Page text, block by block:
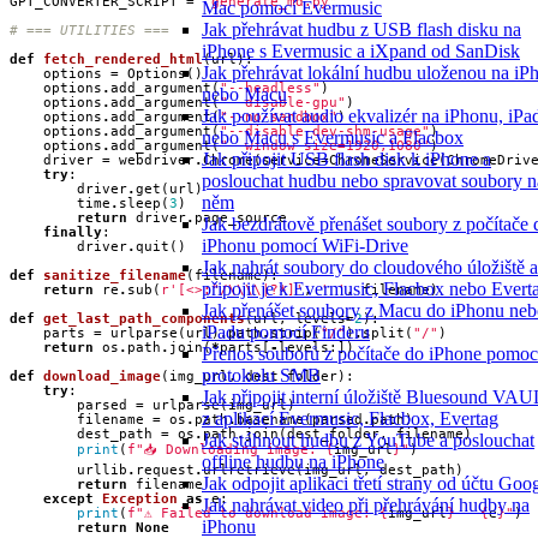
Mac pomocí Evermusic
Jak přehrávat hudbu z USB flash disku na
iPhone s Evermusic a iXpand od SanDisk
Jak přehrávat lokální hudbu uloženou na
nebo Macu
Jak používat audio ekvalizér na iPhonu,
nebo Macu s Evermusic a Flacbox
Jak připojit USB flash disk k iPhone a
poslouchat hudbu nebo spravovat soubory
něm
Jak bezdrátově přenášet soubory z počítače
iPhonu pomocí WiFi-Drive
Jak nahrát soubory do cloudového úložiště a
připojit je k Evermusic, Flacbox nebo
Jak přenášet soubory z Macu do iPhonu
iPadu pomocí Finderu
Přenos souborů z počítače do iPhone
protokolu SMB
Jak připojit interní úložiště Bluesound
z aplikací Evermusic, Flacbox, Evertag
Jak stáhnout hudbu z YouTube a poslouchat
offline hudbu na iPhone
Jak odpojit aplikaci třetí strany od účtu
Jak nahrávat video při přehrávání hudby na
iPhonu
# === UTILITIES ===
def
fetch_rendered_html(url):
options
= Options()
options .add_argument ("--headless" )
options .add_argument("--disable-gpu" )
options .add_argument("--no-sandbox")
options .add_argument ("--disable-dev-shm-usage" )
options .add_argument("--window-size=1920,1080")
driver = webdriver.Chrome(service=ChromeService(
try:
driver.get ( url )
time . sleep (3 )
return
driver. page_source
finally:
driver.quit ()
def
sanitize_filename( filename):
return
re . sub ( r'[<>:"/\\\\|?*]', '_', filename)
def
get_last_path_components(url, levels=2):
parts
= urlparse ( url).path.strip ("/").split ( "/" )
return
os . path . join(*parts [ -levels :])
def
download_image( img_url, dest_folder):
try:
parsed
= urlparse(img_url)
filename
= os . path. basename(parsed . path)
dest_path
= os . path . join (dest_folder, filename )
print ( f"📥 Downloading image: {img_url}")
urllib . request .urlretrieve(img_url, dest_path )
return
filename
except
Exception as e:
print ( f"⚠️ Failed to download image: {img_url} - {e}")
return
None